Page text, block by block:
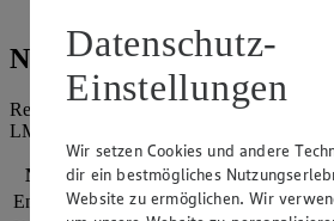
Nährwerte
Referenzmenge für einen
LMIV (8.400 kJ/2.000 kcal).
Nährwerte
pro Portion
Energie
816 kj (10 %)
Datenschutz-
Einstellungen
Wir setzen Cookies und andere
dir ein bestmögliches
Website zu ermöglichen. Wir